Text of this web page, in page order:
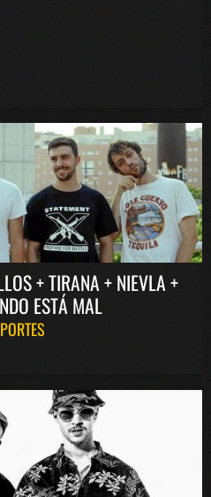
+ TIRANA + NIEVLA +
ESTÁ MAL